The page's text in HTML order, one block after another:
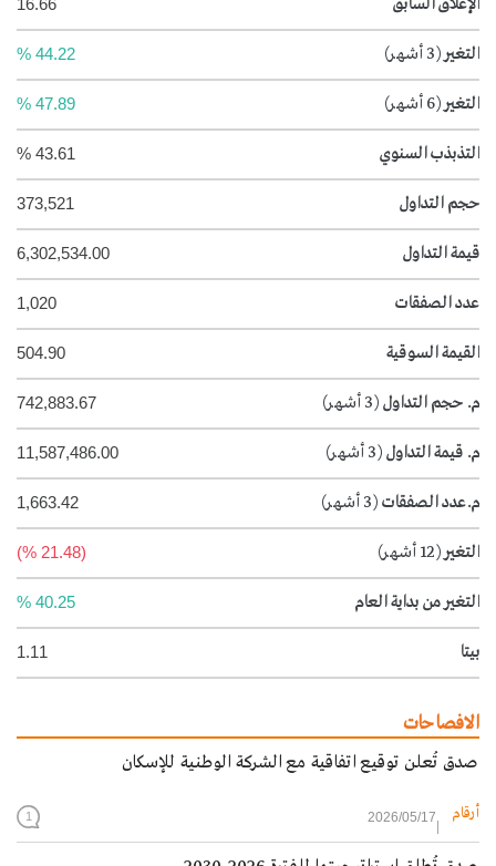
الإغلاق السابق 16.66
التغير(3 أشهر) 44.22 %
التغير(6 أشهر) 47.89 %
التذبذب السنوي 43.61 %
حجم التداول 373,521
قيمة التداول 6,302,534.00
عدد الصفقات 1,020
القيمة السوقية 504.90
م. حجم التداول (3 أشهر) 742,883.67
م. قيمة التداول (3 أشهر) 11,587,486.00
م.عدد الصفقات (3 أشهر) 1,663.42
التغير(12 أشهر) (21.48 %)
التغير من بداية العام 40.25 %
بيتا 1.11
الافصاحات
صدق تُعلن توقيع اتفاقية مع الشركة الوطنية للإسكان
أرقام 2026/05/17
1